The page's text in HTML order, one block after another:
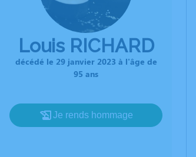
Louis RICHARD
décédé le 29 janvier 2023 à l'âge de
95 ans
Je rends hommage